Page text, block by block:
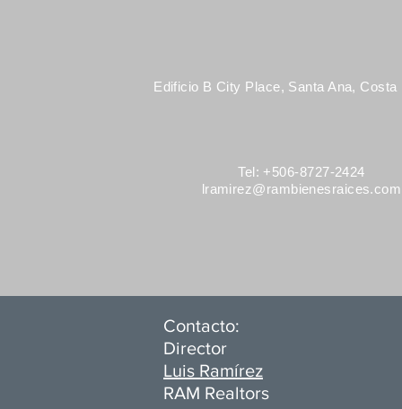
Edificio B City Place, Santa Ana, Costa
Tel: +506-8727-2424
lramirez@rambienesraices.com
Contacto:
Director
Luis Ramírez
RAM Realtors